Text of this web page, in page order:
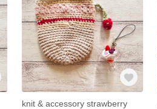
knit & accessory strawberry